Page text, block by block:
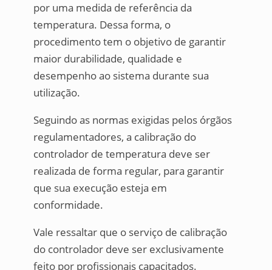
por uma medida de referência da
temperatura. Dessa forma, o
procedimento tem o objetivo de garantir
maior durabilidade, qualidade e
desempenho ao sistema durante sua
utilização.
Seguindo as normas exigidas pelos órgãos
regulamentadores, a calibração do
controlador de temperatura deve ser
realizada de forma regular, para garantir
que sua execução esteja em
conformidade.
Vale ressaltar que o serviço de calibração
do controlador deve ser exclusivamente
feito por profissionais capacitados.